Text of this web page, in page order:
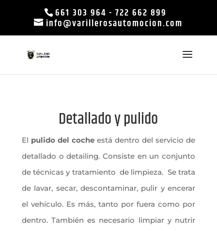
661 303 964 - 722 662 899
info@varillerosautomocion.com
Detallado y pulido
El pulido del coche está dentro del servicio de
detallado o detailing. Consiste en un conjunto
de técnicas y tratamiento de limpieza. Se trata
de lavar, secar, descontaminar, pulir y encerar
el vehículo. Es más, tanto por fuera como por
dentro. También es necesario limpiar y nutrir